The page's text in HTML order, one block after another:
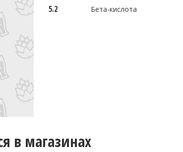
5.2 Бета-кислота
в магазинах